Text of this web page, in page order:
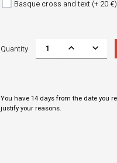
Basque cross and text (+ 20 €)
Quantity
You have 14 days from the date you
justify your reasons.